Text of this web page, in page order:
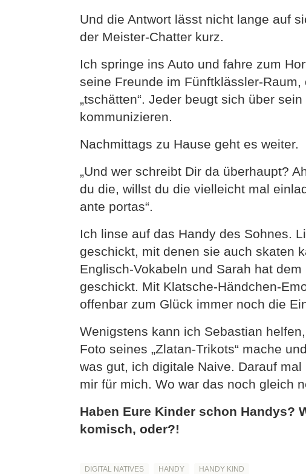
Und die Antwort lässt nicht lange auf
der Meister-Chatter kurz.
Ich springe ins Auto und fahre zum
seine Freunde im Fünftklässler-
„tschätten“. Jeder beugt sich über
kommunizieren.
Nachmittags zu Hause geht es weiter.
„Und wer schreibt Dir da überhaupt?
du die, willst du die vielleicht mal
ante portas“.
Ich linse auf das Handy des Sohnes.
geschickt, mit denen sie auch skaten
Englisch-Vokabeln und Sarah hat
geschickt. Mit Klatsche-Händchen-
offenbar zum Glück immer noch die
Wenigstens kann ich Sebastian
Foto seines „Zlatan-Trikots“ mache
was gut, ich digitale Naive. Darauf
mir für mich. Wo war das noch gleich
Haben Eure Kinder schon Handys?
komisch, oder?!
DIGITAL NATIVES HANDY HANDY KIND